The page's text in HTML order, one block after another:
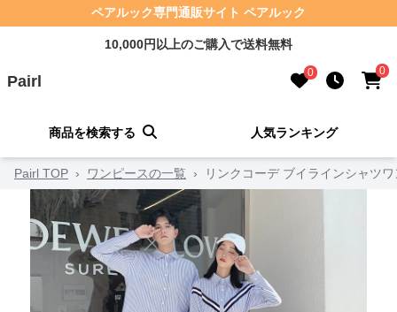
ペアルック専門通販サイト ペアルック
10,000円以上のご購入で送料無料
Pairl 0 0
商品を検索する 人気ランキング
Pairl TOP › ワンピースの一覧 › リンクコーデ ブイラインシャツ